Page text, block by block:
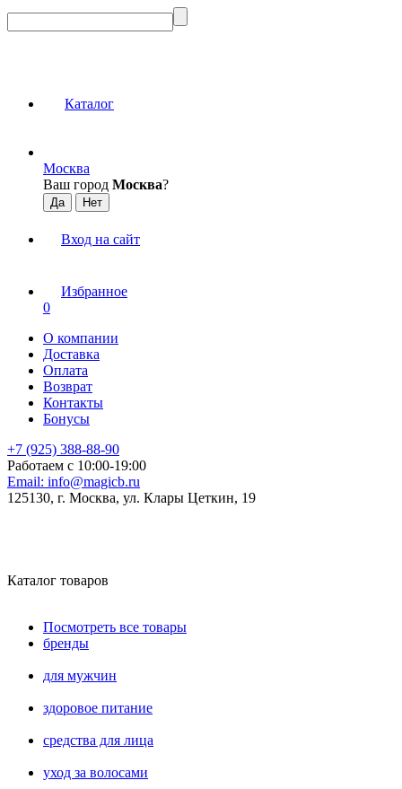
Каталог
Москва
Ваш город Москва?
Вход на сайт
Избранное
0
О компании
Доставка
Оплата
Возврат
Контакты
Бонусы
+7 (925) 388-88-90
Работаем с 10:00-19:00
Email: info@magicb.ru
125130, г. Москва, ул. Клары Цеткин, 19
Каталог товаров
Посмотреть все товары
бренды
для мужчин
здоровое питание
средства для лица
уход за волосами